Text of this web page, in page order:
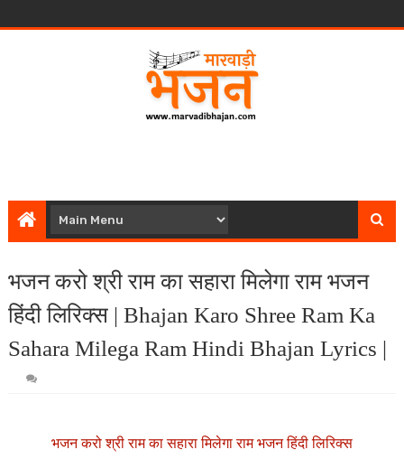
भजन करो श्री राम का सहारा मिलेगा राम भजन
हिंदी लिरिक्स | Bhajan Karo Shree Ram Ka
Sahara Milega Ram Hindi Bhajan Lyrics |
भजन करो श्री राम का सहारा मिलेगा राम भजन हिंदी लिरिक्स